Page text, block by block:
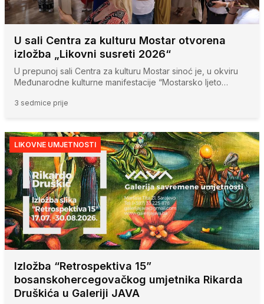
U sali Centra za kulturu Mostar otvorena
izložba „Likovni susreti 2026“
U prepunoj sali Centra za kulturu Mostar sinoć je, u okviru
Međunarodne kulturne manifestacije “Mostarsko ljeto…
3 sedmice prije
LIKOVNE UMJETNOSTI
Izložba “Retrospektiva 15”
bosanskohercegovačkog umjetnika Rikarda
Druškića u Galeriji JAVA